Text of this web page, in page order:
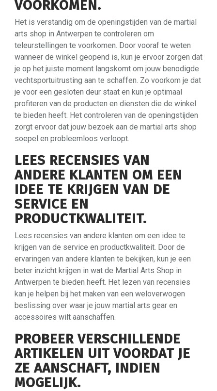
VOORKOMEN.
Het is verstandig om de openingstijden van de martial
arts shop in Antwerpen te controleren om
teleurstellingen te voorkomen. Door vooraf te weten
wanneer de winkel geopend is, kun je ervoor zorgen dat
je op het juiste moment langskomt om jouw benodigde
vechtsportuitrusting aan te schaffen. Zo voorkom je dat
je voor een gesloten deur staat en kun je optimaal
profiteren van de producten en diensten die de winkel
te bieden heeft. Het controleren van de openingstijden
zorgt ervoor dat jouw bezoek aan de martial arts shop
soepel en probleemloos verloopt.
LEES RECENSIES VAN
ANDERE KLANTEN OM EEN
IDEE TE KRIJGEN VAN DE
SERVICE EN
PRODUCTKWALITEIT.
Lees recensies van andere klanten om een idee te
krijgen van de service en productkwaliteit. Door de
ervaringen van andere klanten te bekijken, kun je een
beter inzicht krijgen in wat de Martial Arts Shop in
Antwerpen te bieden heeft. Het lezen van recensies
kan je helpen bij het maken van een weloverwogen
beslissing over waar je jouw martial arts gear en
accessoires wilt aanschaffen.
PROBEER VERSCHILLENDE
ARTIKELEN UIT VOORDAT JE
ZE AANSCHAFT, INDIEN
MOGELIJK.